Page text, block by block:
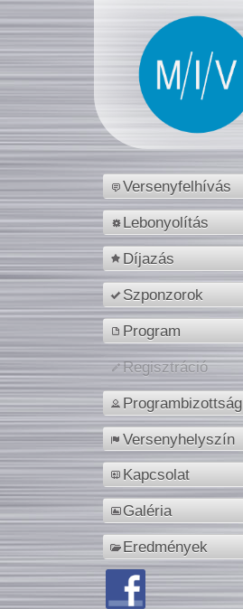
Versenyfelhívás
Lebonyolítás
Díjazás
Szponzorok
Program
Regisztráció
Programbizottság
Versenyhelyszín
Kapcsolat
Galéria
Eredmények